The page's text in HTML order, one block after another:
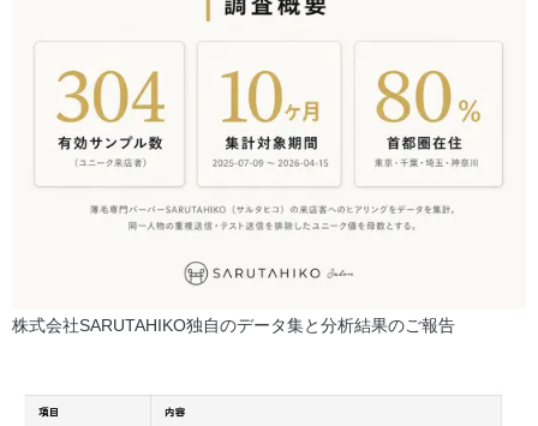
株式会社SARUTAHIKO独自のデータ集と分析結果のご報告